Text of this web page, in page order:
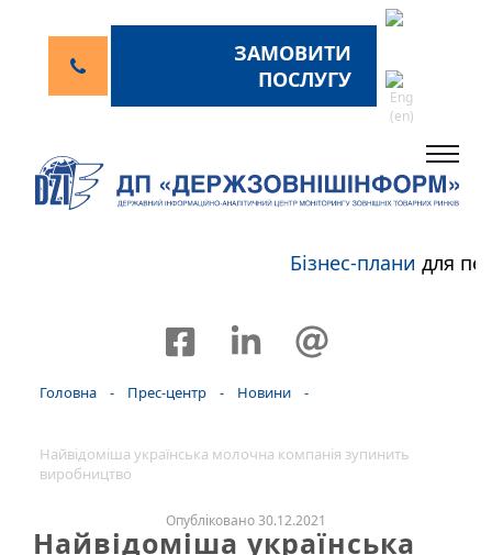
ЗАМОВИТИ
ПОСЛУГУ
Бізнес-планидля
Головна - Прес-центр - Новини -
Найвідоміша українська молочна компанія зупинить
виробництво
Опубліковано 30.12.2021
Найвідоміша українська